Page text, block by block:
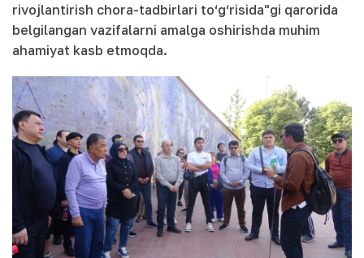
rivojlantirish chora-tadbirlari to‘g‘risida"gi qarorida
belgilangan vazifalarni amalga oshirishda muhim
ahamiyat kasb etmoqda.